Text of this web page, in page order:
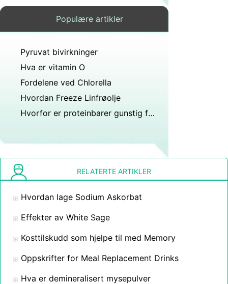
Populære artikler
Pyruvat bivirkninger
Hva er vitamin O
Fordelene ved Chlorella
Hvordan Freeze Linfrøolje
Hvorfor er proteinbarer gunstig for idrettsutøvere
RELATERTE ARTIKLER
Hvordan lage Sodium Askorbat
Effekter av White Sage
Kosttilskudd som hjelpe til med Memory
Oppskrifter for Meal Replacement Drinks
Hva er demineralisert mysepulver